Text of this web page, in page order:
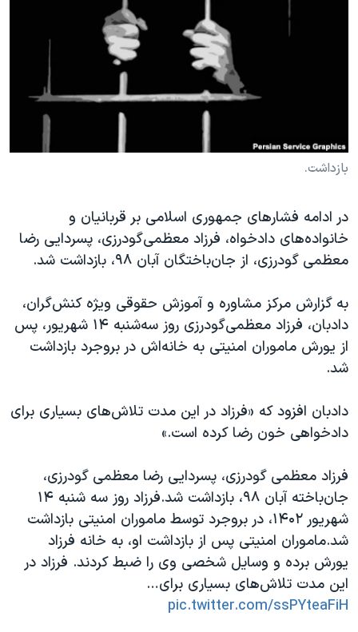
فرهنگ و زندگی
انتخابات ریاست جمهوری آمریکا ۲۰۲۴
حمله جمهوری اسلامی به اسرائیل
تریبونال مردمی آبان ۹۸
دادگاه حمید نوری
قانون شفافیت دارائی کادر رهبری ایران
اعتراضات مردمی آبان ۹۸
همایش محافظه‌کاران آمریکا «سی‌پک»
سفر پرزیدنت ترامپ به چین
بازداشت.
در ادامه فشارهای جمهوری اسلامی بر قربانیان و
خانواده‌های دادخواه، فرزاد معظمی‌گودرزی، پسردایی رضا
معظمی گودرزی، از جان‌باختگان آبان ۹۸، بازداشت شد.
به گزارش مرکز مشاوره و آموزش حقوقی ویژه کنش‌گران،
دادبان، فرزاد معظمی‌گودرزی روز سه‌شنبه ۱۴ شهریور، پس
از یورش ماموران امنیتی به خانه‌اش در بروجرد بازداشت
شد.
دادبان افزود که «فرزاد در این مدت تلاش‌های بسیاری برای
دادخواهی خون رضا کرده است.»
فرزاد معظمی گودرزی، پسردایی رضا معظمی گودرزی،
جان‌باخته آبان ۹۸، بازداشت شد.فرزاد روز سه شنبه ۱۴
شهریور ۱۴۰۲، در بروجرد توسط ماموران امنیتی بازداشت
شد.ماموران امنیتی پس از بازداشت او، به خانه فرزاد
یورش برده و وسایل شخصی وی را ضبط کردند. فرزاد در
این مدت تلاش‌های بسیاری برای…
pic.twitter.com/ssPYteaFiH